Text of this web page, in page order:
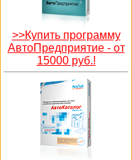
>>Купить программу
АвтоПредприятие - от
15000 руб.!